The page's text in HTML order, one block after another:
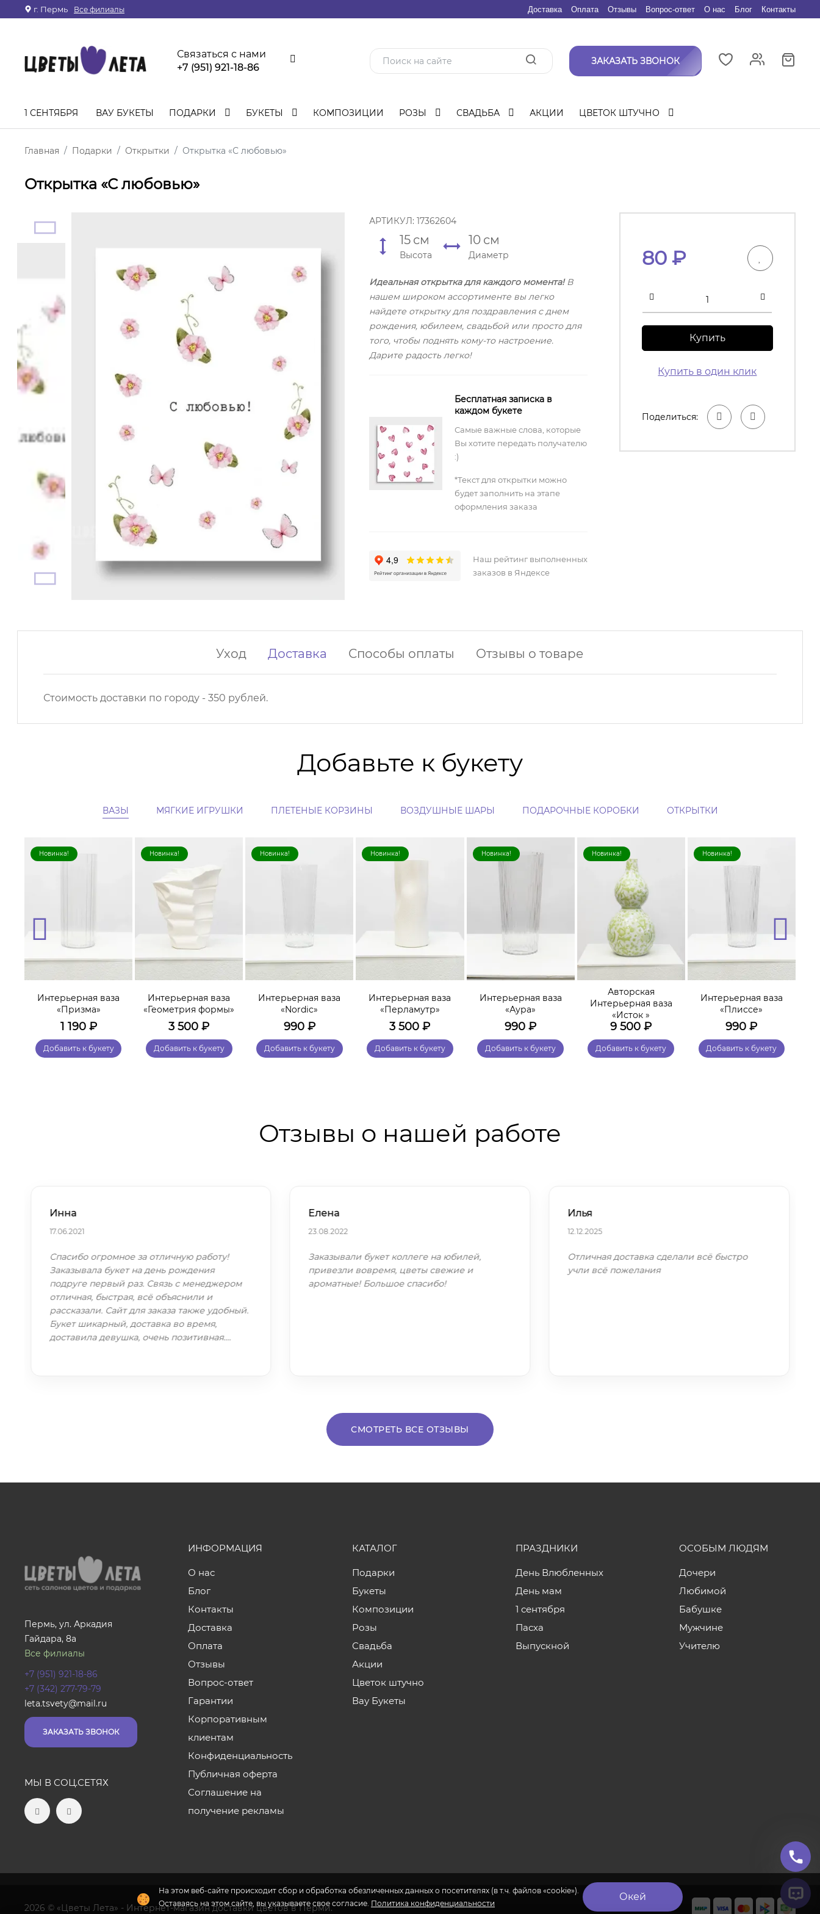
г. Пермь Все филиалы Доставка Оплата Отзывы Вопрос-ответ О нас Блог Контакты
Связаться с нами
+7 (951) 921-18-86
ЗАКАЗАТЬ ЗВОНОК
1 СЕНТЯБРЯ ВАУ БУКЕТЫ ПОДАРКИ БУКЕТЫ КОМПОЗИЦИИ РОЗЫ СВАДЬБА АКЦИИ ЦВЕТОК ШТУЧНО
Главная Подарки Открытки Открытка «С любовью»
Открытка «С любовью»
АРТИКУЛ: 17362604
15 см
Высота
10 см
Диаметр
Идеальная открытка для каждого момента!В
нашем широком ассортименте вы легко
найдете открытку для поздравления с днем
рождения, юбилеем, свадьбой или просто для
того, чтобы поднять кому-то настроение.
Дарите радость легко!
Бесплатная записка в
каждом букете
Самые важные слова, которые
Вы хотите передать получателю
:)
*Текст для открытки можно
будет заполнить на этапе
оформления заказа
Наш рейтинг выполненных
заказов в Яндексе
80₽
Купить
Купить в один клик
Поделиться:
Уход Доставка Способы оплаты Отзывы о товаре
Стоимость доставки по городу - 350 рублей.
Добавьте к букету
ВАЗЫ МЯГКИЕ ИГРУШКИ ПЛЕТЕНЫЕ КОРЗИНЫ ВОЗДУШНЫЕ ШАРЫ ПОДАРОЧНЫЕ КОРОБКИ ОТКРЫТКИ
Новинка!
Интерьерная ваза
«Призма»
1 190₽
Добавить к букету
Новинка!
Интерьерная ваза
«Геометрия формы»
3 500 ₽
Добавить к букету
Новинка!
Интерьерная ваза
«Nordic»
990₽
Добавить к букету
Новинка!
Интерьерная ваза
«Перламутр»
3 500 ₽
Добавить к букету
Новинка!
Интерьерная ваза
«Аура»
990 ₽
Добавить к букету
Новинка!
Авторская
Интерьерная ваза
«Исток »
9 500 ₽
Добавить к букету
Новинка!
Интерьерная ваза
«Плиссе»
990 ₽
Добавить к букету
Отзывы о нашей работе
Инна
17.06.2021
Спасибо огромное за отличную работу!
Заказывала букет на день рождения
подруге первый раз. Связь с менеджером
отличная, быстрая, всё объяснили и
рассказали. Сайт для заказа также удобный.
Букет шикарный, доставка во время,
доставила девушка, очень позитивная.…
Елена
23.08.2022
Заказывали букет коллеге на юбилей,
привезли вовремя, цветы свежие и
ароматные! Большое спасибо!
Илья
12.12.2025
Отличная доставка сделали всё быстро
учли всё пожелания
СМОТРЕТЬ ВСЕ ОТЗЫВЫ
На этом веб-сайте происходит сбор и обработка обезличенных данных о посетителях (в т.ч. файлов «cookie»).
Оставаясь на этом сайте, вы указываете свое согласие. Политика конфиденциальности
Окей
Пермь, ул. Аркадия
Гайдара, 8а
Все филиалы
+7 (951) 921-18-86
+7 (342) 277-79-79
leta.tsvety@mail.ru
ЗАКАЗАТЬ ЗВОНОК
МЫ В СОЦ.СЕТЯХ
ИНФОРМАЦИЯ
О нас
Блог
Контакты
Доставка
Оплата
Отзывы
Вопрос-ответ
Гарантии
Корпоративным
клиентам
Конфиденциальность
Публичная оферта
Соглашение на
получение рекламы
КАТАЛОГ
Подарки
Букеты
Композиции
Розы
Свадьба
Акции
Цветок штучно
Вау Букеты
ПРАЗДНИКИ
День Влюбленных
День мам
1 сентября
Пасха
Выпускной
ОСОБЫМ ЛЮДЯМ
Дочери
Любимой
Бабушке
Мужчине
Учителю
2026 © «Цветы Лета» - Интернет-магазин доставки цветов в Перми.